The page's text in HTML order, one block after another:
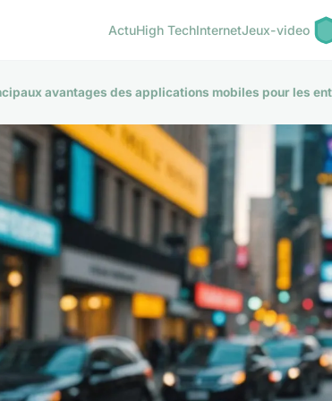
ActuHigh TechInternetJeux-video
avantages des applications mobiles pour les